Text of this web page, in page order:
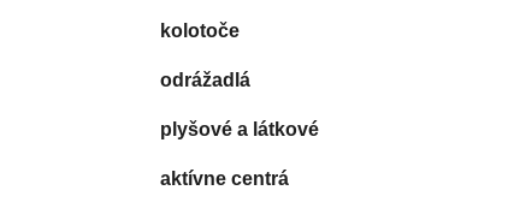
kolotoče
odrážadlá
plyšové a látkové
aktívne centrá